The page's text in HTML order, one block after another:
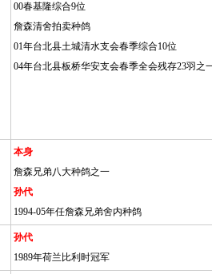
00春基隆综合9位
詹森清舍拍卖种鸽
01年台北县土城清水支会春季综合10位
04年台北县板桥华安支会春季全会残存23羽之
本身
詹森兄弟八大种鸽之一
孙代
1994-05年任詹森兄弟舍内种鸽
孙代
1989年荷兰比利时冠军